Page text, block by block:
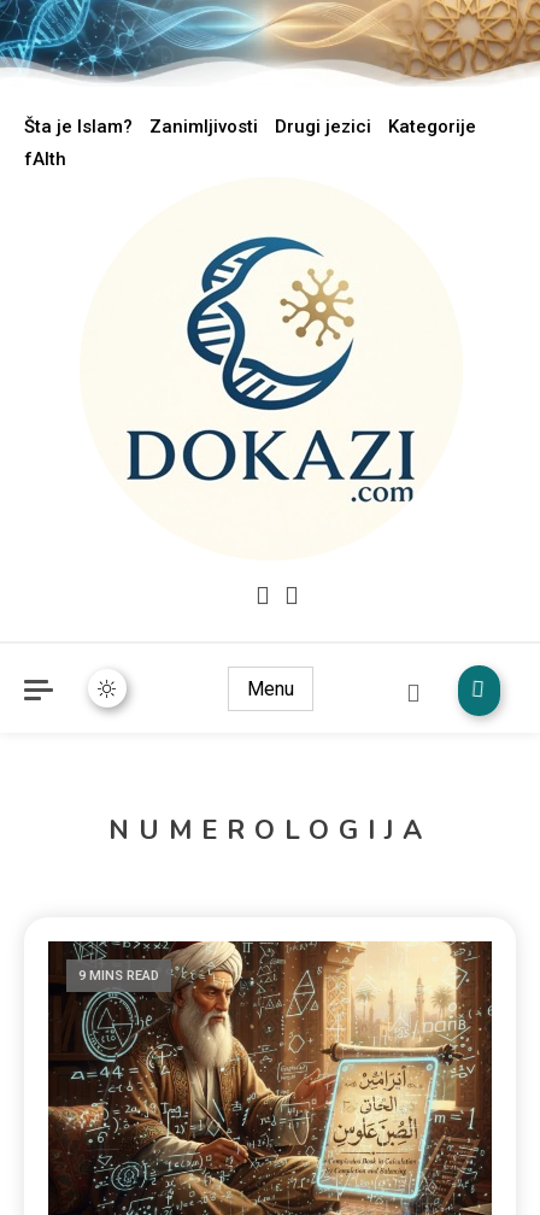
Šta je Islam? Zanimljivosti Drugi jezici
Kategorije
fAIth
Menu
NUMEROLOGIJA
9 MINS READ